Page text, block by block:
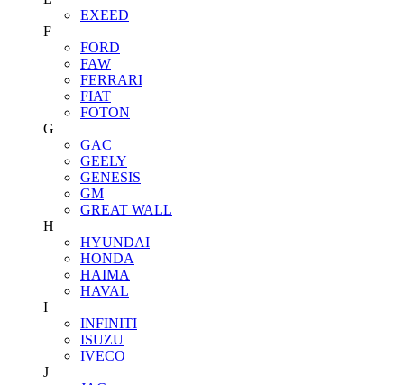
EXEED
F
FORD
FAW
FERRARI
FIAT
FOTON
G
GAC
GEELY
GENESIS
GM
GREAT WALL
H
HYUNDAI
HONDA
HAIMA
HAVAL
I
INFINITI
ISUZU
IVECO
J